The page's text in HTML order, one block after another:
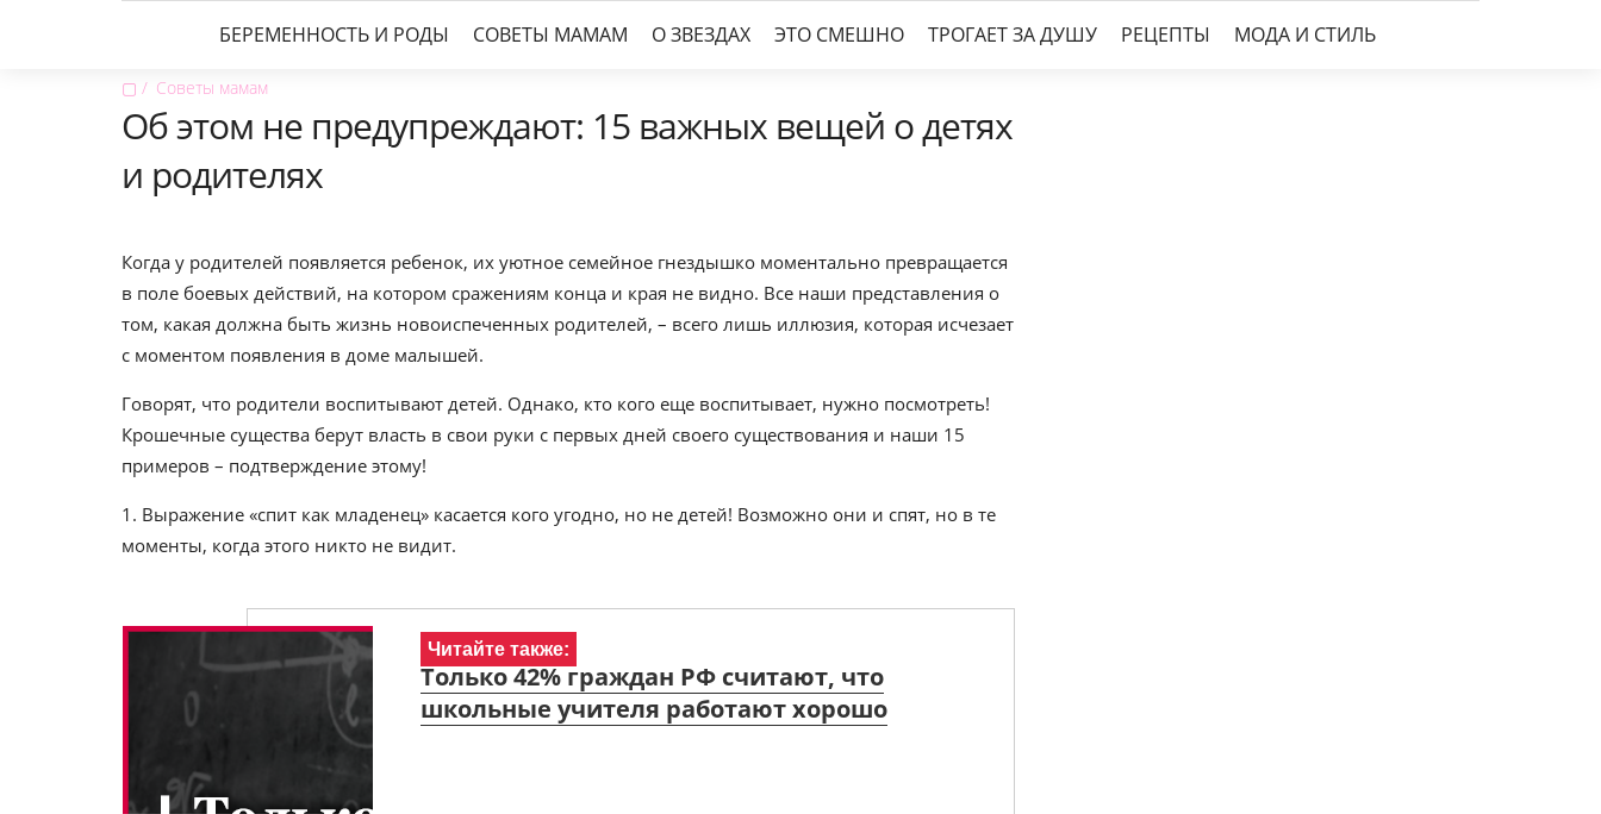
БЕРЕМЕННОСТЬ И РОДЫ СОВЕТЫ МАМАМ О ЗВЕЗДАХ ЭТО СМЕШНО ТРОГАЕТ ЗА ДУШУ РЕЦЕПТЫ МОДА И СТИЛЬ
▢ Советы мамам
Об этом не предупреждают: 15 важных вещей о детях
и родителях
Когда у родителей появляется ребенок, их уютное семейное гнездышко моментально превращается
в поле боевых действий, на котором сражениям конца и края не видно. Все наши представления о
том, какая должна быть жизнь новоиспеченных родителей, – всего лишь иллюзия, которая исчезает
с моментом появления в доме малышей.
Говорят, что родители воспитывают детей. Однако, кто кого еще воспитывает, нужно посмотреть!
Крошечные существа берут власть в свои руки с первых дней своего существования и наши 15
примеров – подтверждение этому!
1. Выражение «спит как младенец» касается кого угодно, но не детей! Возможно они и спят, но в те
моменты, когда этого никто не видит.
Читайте также:
Только 42% граждан РФ считают, что
школьные учителя работают хорошо